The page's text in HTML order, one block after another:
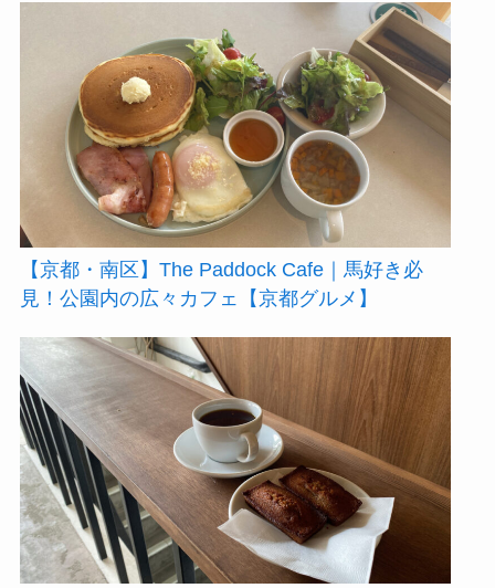
【京都・南区】The Paddock Cafe｜馬好き必
見！公園内の広々カフェ【京都グルメ】